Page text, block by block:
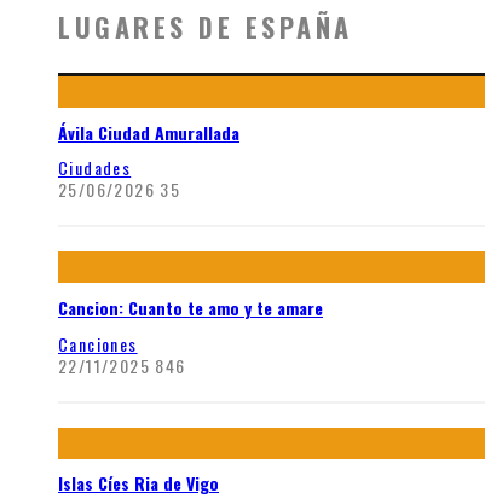
LUGARES DE ESPAÑA
Ávila Ciudad Amurallada
Ciudades
25/06/2026 35
Cancion: Cuanto te amo y te amare
Canciones
22/11/2025 846
Islas Cíes Ria de Vigo